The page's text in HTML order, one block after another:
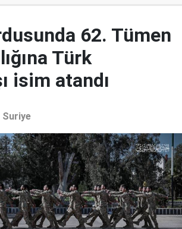
62. Tümen
Türk
isim atandı
Suriye